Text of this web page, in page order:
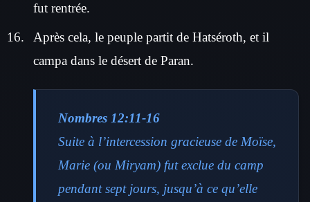
fut rentrée.
Après cela, le peuple partit de Hatséroth, et il
campa dans le désert de Paran.
Nombres 12:11-16
Suite à l’intercession gracieuse de Moïse,
Marie (ou Miryam) fut exclue du camp
pendant sept jours, jusqu’à ce qu’elle